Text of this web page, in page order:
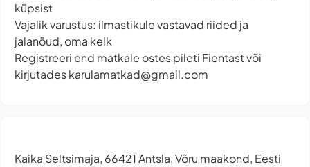
küpsist
Vajalik varustus: ilmastikule vastavad riided ja
jalanõud, oma kelk
Registreeri end matkale ostes pileti Fientast või
kirjutadeskarulamatkad@gmail.com
Kaika Seltsimaja, 66421 Antsla, Võru maakond, Eesti